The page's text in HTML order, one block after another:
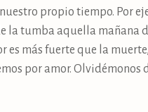
propio tiempo. Por
tumba aquella mañana
más fuerte que la
por amor. Olvidémonos